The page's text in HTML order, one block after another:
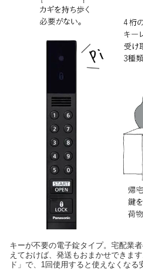
キーが不要の電子錠タイプ。宅配業
えておけば、発送もおまかせできま
ド」で、1回使用すると使えなくなる